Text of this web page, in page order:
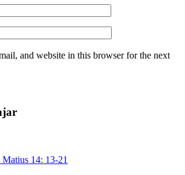
and website in this browser for the next
14: 13-21